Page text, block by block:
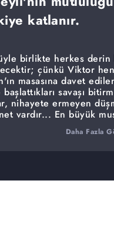
katlanır.
birlikte herkes derin
çünkü Viktor
masasına davet
savaşı
nihayete ermeyen
vardır... En büyük
Meryem'in de
çok özlemiştir ve artık
Daha Fazla